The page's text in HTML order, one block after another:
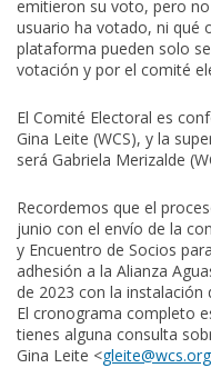
emitieron su voto, pero
usuario ha votado, ni qué
plataforma pueden solo
votación y por el comité
El Comité Electoral es
Gina Leite (WCS), y la
será Gabriela Merizalde
Recordemos que el
junio con el envío de la
y Encuentro de Socios
adhesión a la Alianza
de 2023 con la instalación
El cronograma completo
tienes alguna consulta
Gina Leite <gleite@wcs.org